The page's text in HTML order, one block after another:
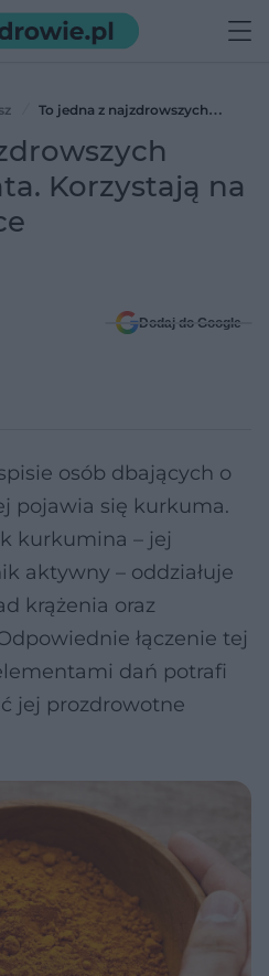
To jedna z najzdrowszych
jelita i serce
Korzystają na
Dodaj do Google
osób dbających o
pojawia się kurkuma.
kurkumina – jej
aktywny – oddziałuje
krążenia oraz
łączenie tej
dań potrafi
jej prozdrowotne